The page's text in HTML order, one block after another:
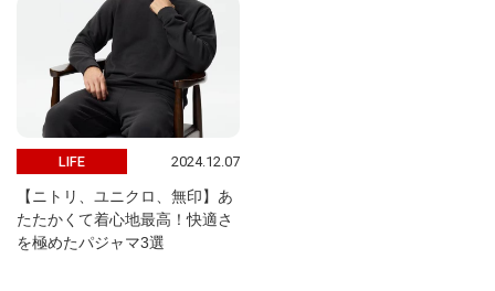
LIFE 2024.12.07
【ニトリ、ユニクロ、無印】あ
たたかくて着心地最高！快適さ
を極めたパジャマ3選